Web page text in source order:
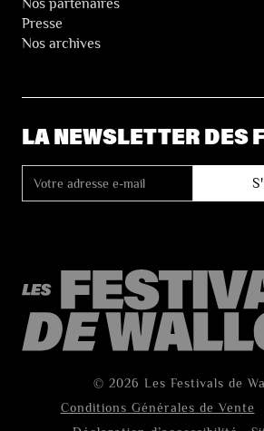
Nos partenaires
Presse
Nos archives
LA NEWSLETTER DES
© 2026 Les Festivals de
Conditions Générales de Vente